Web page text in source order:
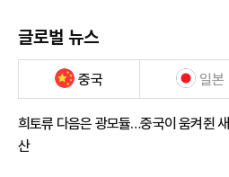
글로벌 뉴스
중국 일본
희토류 다음은 광모듈…중국이 움켜쥔
산